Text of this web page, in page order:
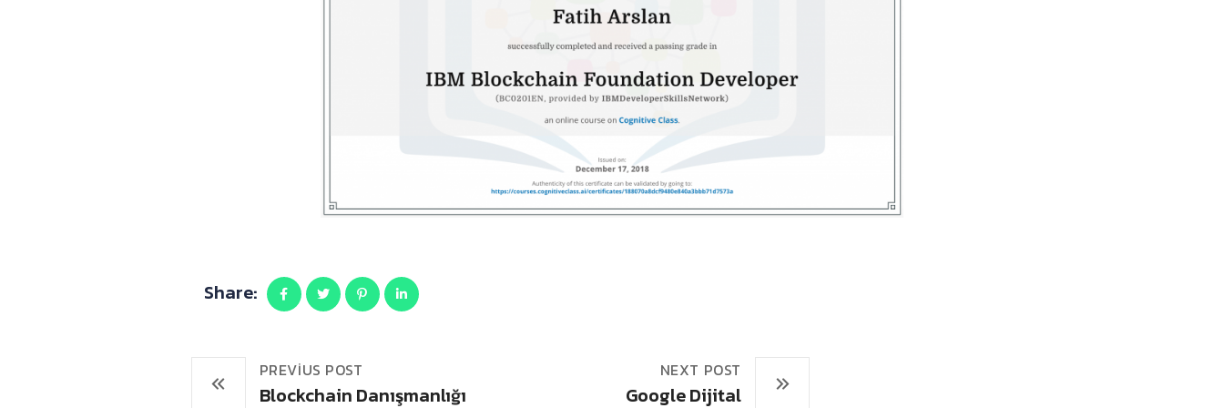
Share:
PREVIUS POST
Blockchain Danışmanlığı
NEXT POST
Google Dijital